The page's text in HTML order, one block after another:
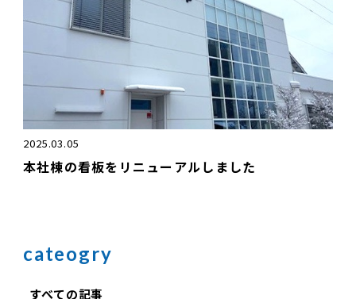
2025.03.05
本社棟の看板をリニューアルしました
cateogry
すべての記事